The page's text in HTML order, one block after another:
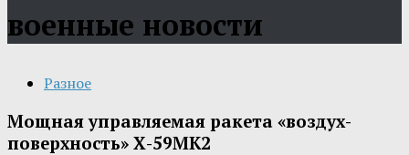
военные новости
Разное
Мощная управляемая ракета «воздух-
поверхность» Х-59МК2